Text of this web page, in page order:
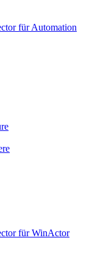
für Automation
für WinActor